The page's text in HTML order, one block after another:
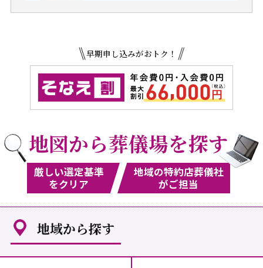
早期申し込みがおトク！
地図から葬儀場を探す
厳しい選定基準
をクリア
地域の特約店葬儀社
がご担当
地域から探す